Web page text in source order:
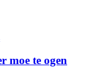
moe te ogen